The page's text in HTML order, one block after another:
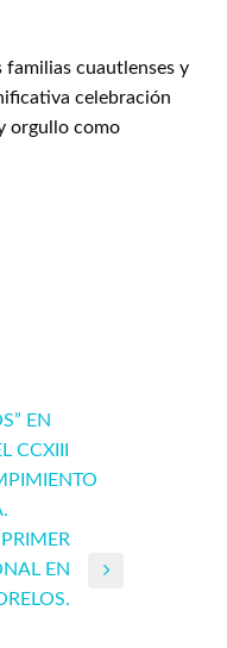
familias cuautlenses y
celebración
orgullo como
EN
CCXIII
EN